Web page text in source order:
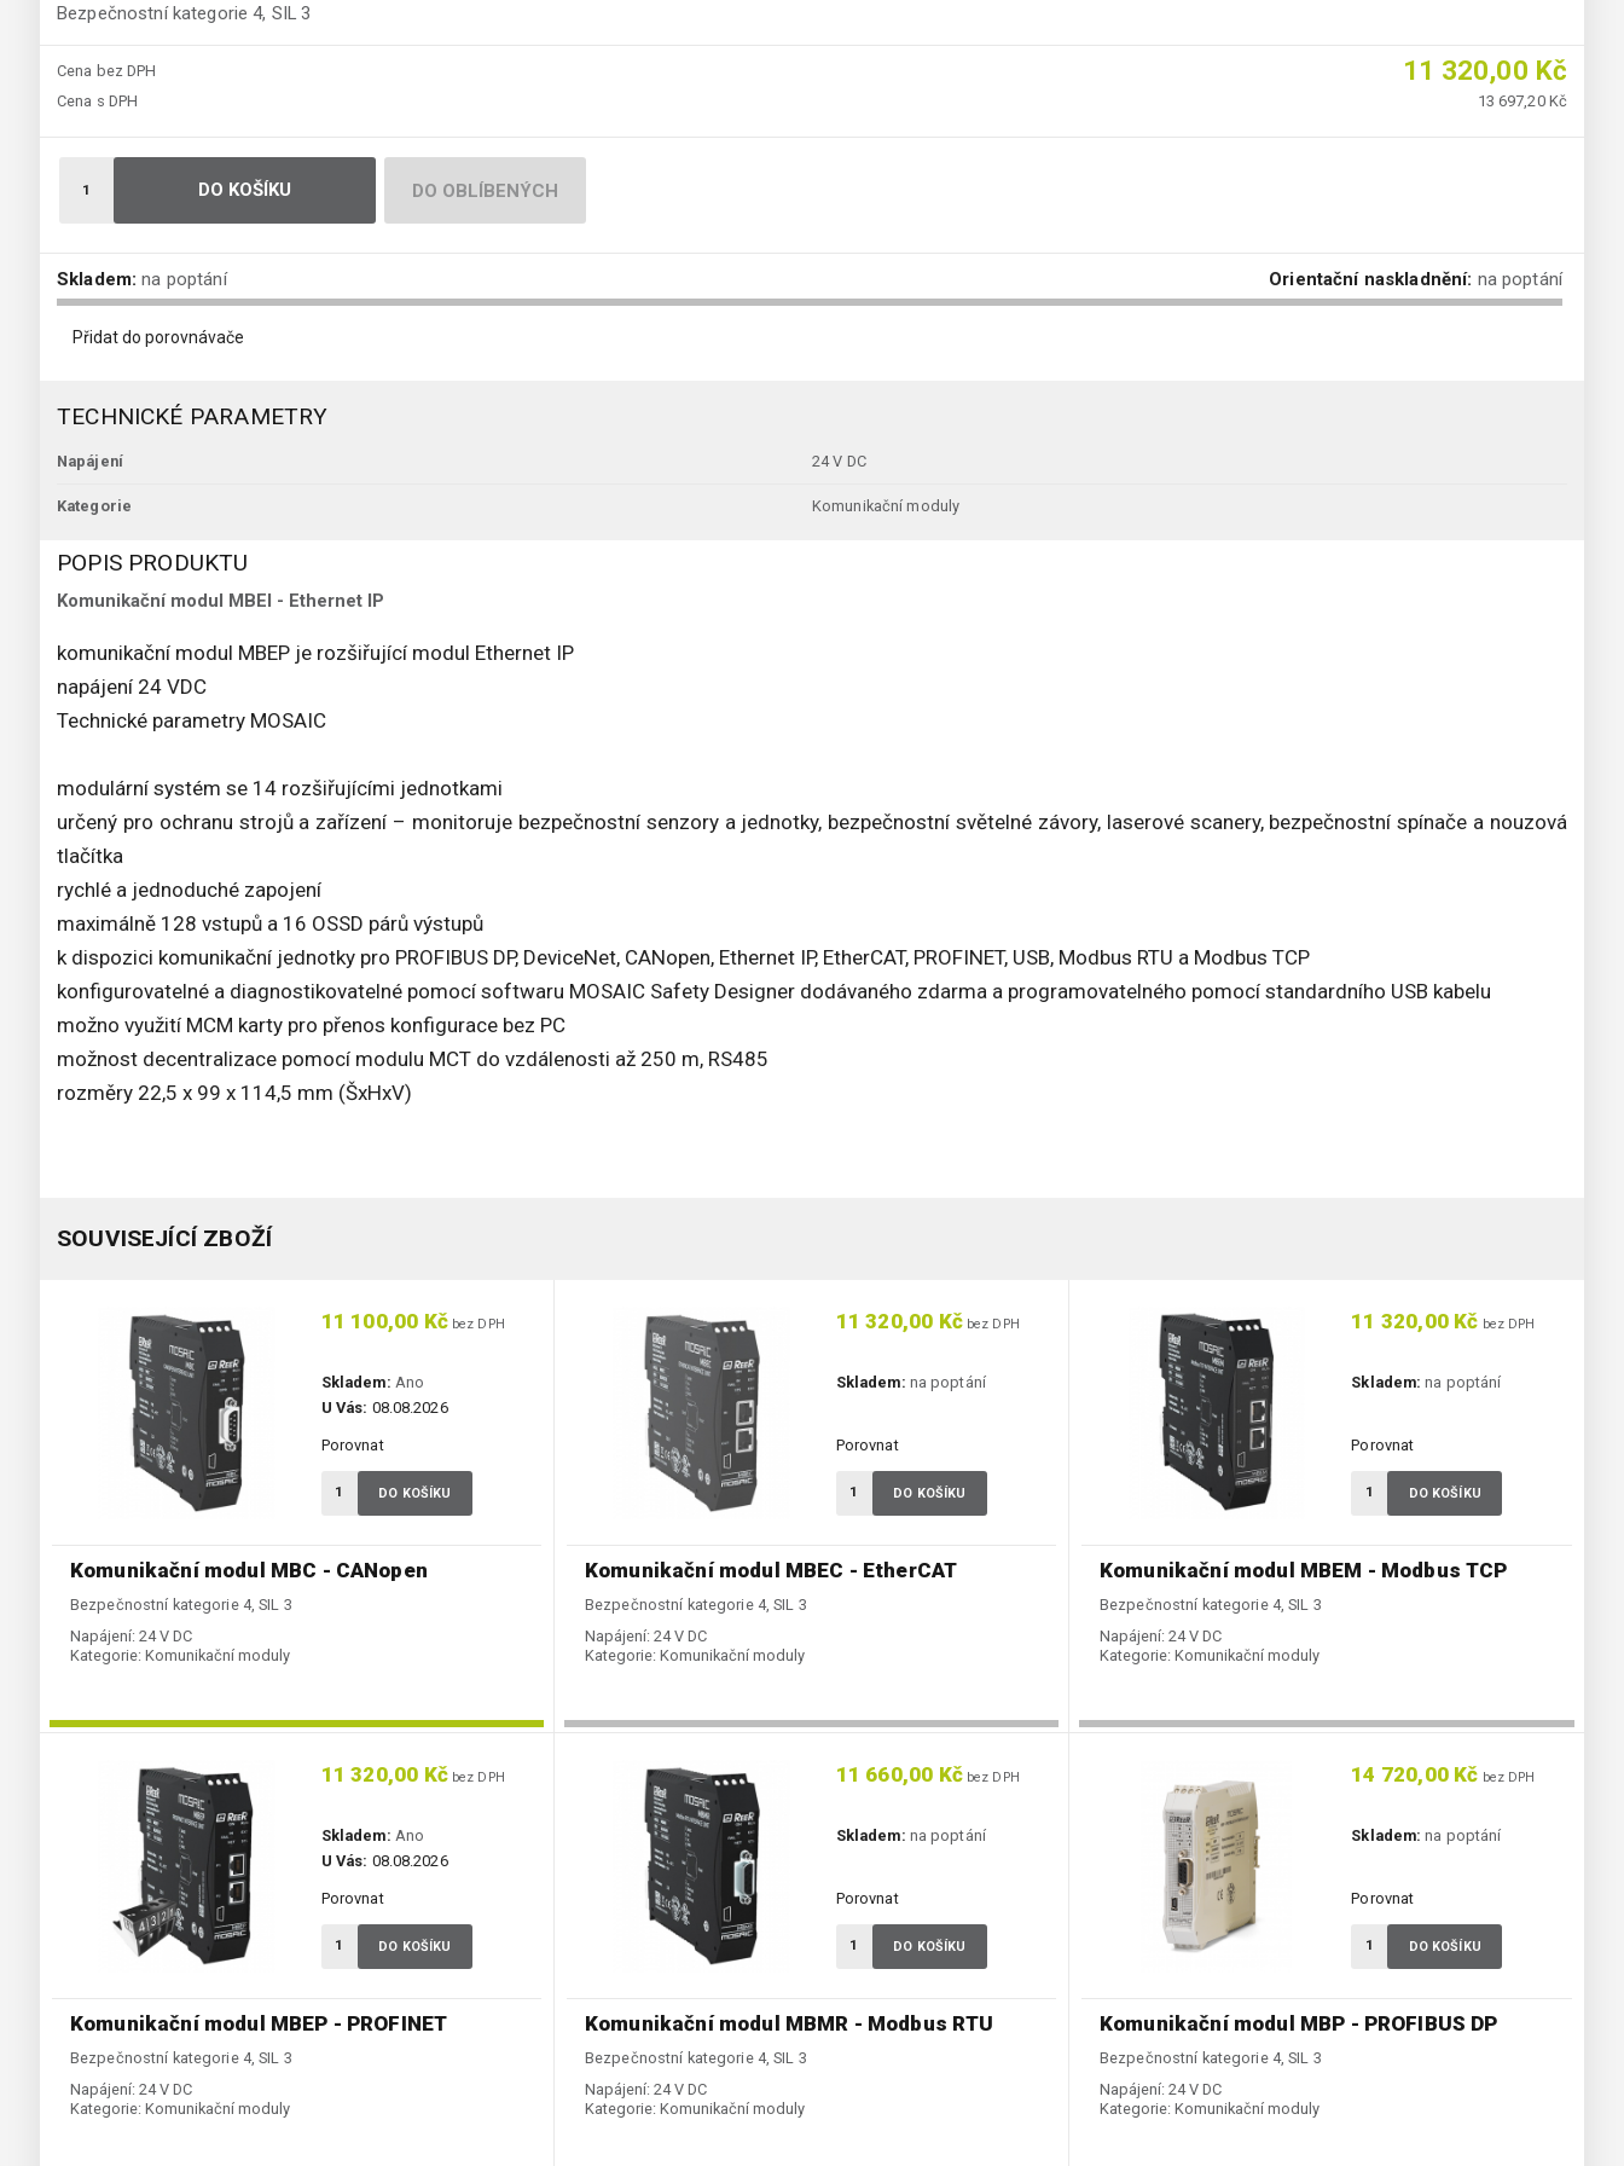
Bezpečnostní kategorie 4, SIL 3
Cena bez DPH 11 320,00 Kč
Cena s DPH 13 697,20 Kč
DO KOŠÍKU DO OBLÍBENÝCH
Skladem: na poptání Orientační naskladnění: na poptání
Přidat do porovnávače
TECHNICKÉ PARAMETRY
Napájení 24 V DC
Kategorie Komunikační moduly
POPIS PRODUKTU
Komunikační modul MBEI - Ethernet IP
komunikační modul MBEP je rozšiřující modul Ethernet IP
napájení 24 VDC
Technické parametry MOSAIC
modulární systém se 14 rozšiřujícími jednotkami
určený pro ochranu strojů a zařízení – monitoruje bezpečnostní senzory a jednotky, bezpečnostní světelné závory, laserové scanery, bezpečnostní spínače a nouzová
tlačítka
rychlé a jednoduché zapojení
maximálně 128 vstupů a 16 OSSD párů výstupů
k dispozici komunikační jednotky pro PROFIBUS DP, DeviceNet, CANopen, Ethernet IP, EtherCAT, PROFINET, USB, Modbus RTU a Modbus TCP
konfigurovatelné a diagnostikovatelné pomocí softwaru MOSAIC Safety Designer dodávaného zdarma a programovatelného pomocí standardního USB kabelu
možno využití MCM karty pro přenos konfigurace bez PC
možnost decentralizace pomocí modulu MCT do vzdálenosti až 250 m, RS485
rozměry 22,5 x 99 x 114,5 mm (ŠxHxV)
SOUVISEJÍCÍ ZBOŽÍ
Komunikační modul MBC - CANopen
Bezpečnostní kategorie 4, SIL 3
Napájení: 24 V DC
Kategorie: Komunikační moduly
11 100,00 Kčbez DPH
Skladem: Ano
U Vás: 08.08.2026
Porovnat
DO KOŠÍKU
Komunikační modul MBEC - EtherCAT
Bezpečnostní kategorie 4, SIL 3
Napájení: 24 V DC
Kategorie: Komunikační moduly
11 320,00 Kčbez DPH
Skladem: na poptání
Porovnat
DO KOŠÍKU
Komunikační modul MBEM - Modbus TCP
Bezpečnostní kategorie 4, SIL 3
Napájení: 24 V DC
Kategorie: Komunikační moduly
11 320,00 Kč bez DPH
Skladem: na poptání
Porovnat
DO KOŠÍKU
Komunikační modul MBEP - PROFINET
Bezpečnostní kategorie 4, SIL 3
Napájení: 24 V DC
Kategorie: Komunikační moduly
11 320,00 Kčbez DPH
Skladem: Ano
U Vás: 08.08.2026
Porovnat
DO KOŠÍKU
Komunikační modul MBMR - Modbus RTU
Bezpečnostní kategorie 4, SIL 3
Napájení: 24 V DC
Kategorie: Komunikační moduly
11 660,00 Kčbez DPH
Skladem: na poptání
Porovnat
DO KOŠÍKU
Komunikační modul MBP - PROFIBUS DP
Bezpečnostní kategorie 4, SIL 3
Napájení: 24 V DC
Kategorie: Komunikační moduly
14 720,00 Kč bez DPH
Skladem: na poptání
Porovnat
DO KOŠÍKU